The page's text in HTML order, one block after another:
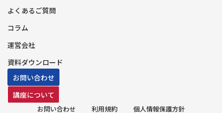
よくあるご質問
コラム
運営会社
資料ダウンロード
お問い合わせ
講座について
お問い合わせ 利用規約 個人情報保護方針